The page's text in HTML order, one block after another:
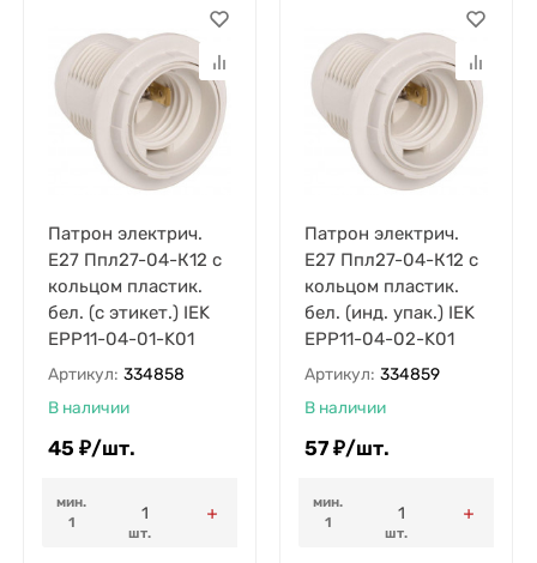
Патрон электрич.
E27 Ппл27-04-К12 с
кольцом пластик.
бел. (с этикет.) IEK
EPP11-04-01-K01
Артикул: 334858
В наличии
45 ₽/шт.
мин.
1
шт.
Патрон электрич.
E27 Ппл27-04-К12 с
кольцом пластик.
бел. (инд. упак.) IEK
EPP11-04-02-K01
Артикул: 334859
В наличии
57 ₽/шт.
мин.
1
шт.